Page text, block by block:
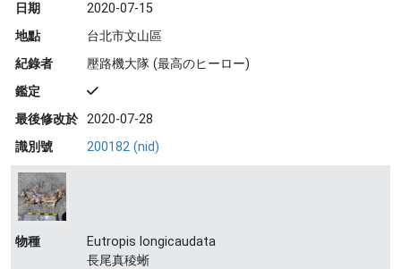
日期
2020-07-15
地點
台北市文山區
紀錄者
壓路機大隊 (最高のヒーロー)
鑑定
最後修改於 2020-07-28
識別號
200182 (nid)
物種
Eutropis longicaudata
長尾真稜蜥